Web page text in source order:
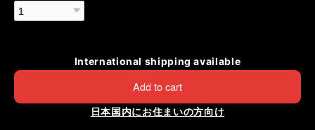
International shipping available
Add to cart
日本国内にお住まいの方向け